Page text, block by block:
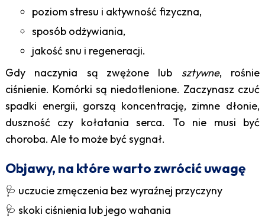
poziom stresu i aktywność fizyczna,
sposób odżywiania,
jakość snu i regeneracji.
Gdy naczynia są zwężone lub sztywne, rośnie
ciśnienie. Komórki są niedotlenione. Zaczynasz czuć
spadki energii, gorszą koncentrację, zimne dłonie,
duszność czy kołatania serca. To nie musi być
choroba. Ale to może być sygnał.
Objawy, na które warto zwrócić uwagę
🩺 uczucie zmęczenia bez wyraźnej przyczyny
🩺 skoki ciśnienia lub jego wahania